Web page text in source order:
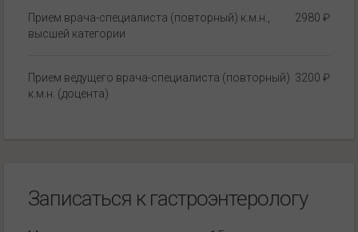
Прием врача-специалиста (повторный) к.м.н.,
высшей категории
2980 ₽
Прием ведущего врача-специалиста (повторный)
к.м.н. (доцента)
3200 ₽
Записаться к гастроэнтерологу